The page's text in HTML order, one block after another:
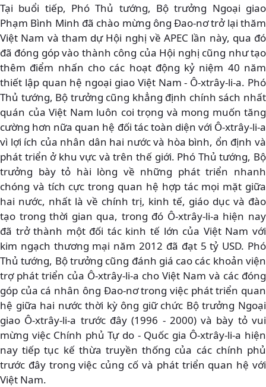
Tại buổi tiếp, Phó Thủ tướng, Bộ trưởng Ngoại giao
Phạm Bình Minh đã chào mừng ông Đao-nơ trở lại thăm
Việt Nam và tham dự Hội nghị về APEC lần này, qua đó
đã đóng góp vào thành công của Hội nghị cũng như tạo
thêm điểm nhấn cho các hoạt động kỷ niệm 40 năm
thiết lập quan hệ ngoại giao Việt Nam - Ô-xtrây-li-a. Phó
Thủ tướng, Bộ trưởng cũng khẳng định chính sách nhất
quán của Việt Nam luôn coi trọng và mong muốn tăng
cường hơn nữa quan hệ đối tác toàn diện với Ô-xtrây-li-a
vì lợi ích của nhân dân hai nước và hòa bình, ổn định và
phát triển ở khu vực và trên thế giới. Phó Thủ tướng, Bộ
trưởng bày tỏ hài lòng về những phát triển nhanh
chóng và tích cực trong quan hệ hợp tác mọi mặt giữa
hai nước, nhất là về chính trị, kinh tế, giáo dục và đào
tạo trong thời gian qua, trong đó Ô-xtrây-li-a hiện nay
đã trở thành một đối tác kinh tế lớn của Việt Nam với
kim ngạch thương mại năm 2012 đã đạt 5 tỷ USD. Phó
Thủ tướng, Bộ trưởng cũng đánh giá cao các khoản viện
trợ phát triển của Ô-xtrây-li-a cho Việt Nam và các đóng
góp của cá nhân ông Đao-nơ trong việc phát triển quan
hệ giữa hai nước thời kỳ ông giữ chức Bộ trưởng Ngoại
giao Ô-xtrây-li-a trước đây (1996 - 2000) và bày tỏ vui
mừng việc Chính phủ Tự do - Quốc gia Ô-xtrây-li-a hiện
nay tiếp tục kế thừa truyền thống của các chính phủ
trước đây trong việc củng cố và phát triển quan hệ với
Việt Nam.